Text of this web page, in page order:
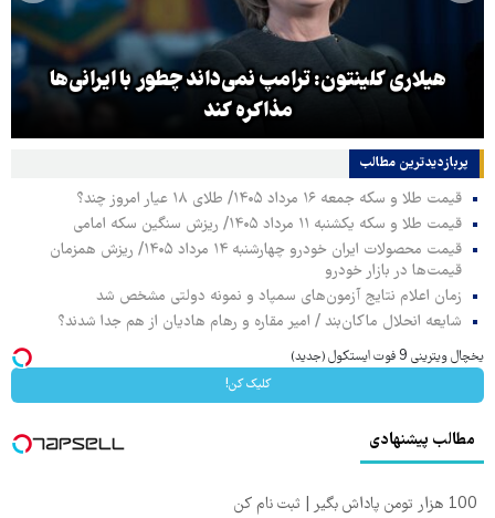
هیلاری کلینتون: ترامپ نمی‌داند چطور با ایرانی‌ها
مذاکره کند
پربازدیدترین‌ مطالب
قیمت طلا و سکه جمعه ۱۶ مرداد ۱۴۰۵/ طلای ۱۸ عیار امروز چند؟
قیمت طلا و سکه یکشنبه ۱۱ مرداد ۱۴۰۵/ ریزش سنگین سکه امامی
قیمت محصولات ایران خودرو چهارشنبه ۱۴ مرداد ۱۴۰۵/ ریزش همزمان
قیمت‌ها در بازار خودرو
زمان اعلام نتایج آزمون‌های سمپاد و نمونه دولتی مشخص شد
شایعه انحلال ماکان‌بند / امیر مقاره و رهام هادیان از هم جدا شدند؟
یخچال ویترینی 9 فوت ایستکول (جدید)
کلیک کن!
مطالب پیشنهادی
100 هزار تومن پاداش بگیر | ثبت نام کن